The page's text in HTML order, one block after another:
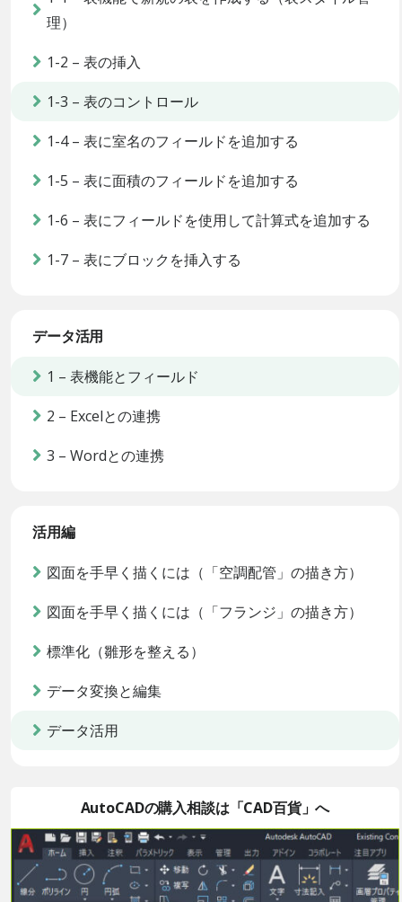
理）
1-2 – 表の挿入
1-3 – 表のコントロール
1-4 – 表に室名のフィールドを追加する
1-5 – 表に面積のフィールドを追加する
1-6 – 表にフィールドを使用して計算式を追加する
1-7 – 表にブロックを挿入する
データ活用
1 – 表機能とフィールド
2 – Excelとの連携
3 – Wordとの連携
活用編
図面を手早く描くには（「空調配管」の描き方）
図面を手早く描くには（「フランジ」の描き方）
標準化（雛形を整える）
データ変換と編集
データ活用
AutoCADの購入相談は「CAD百貨」へ